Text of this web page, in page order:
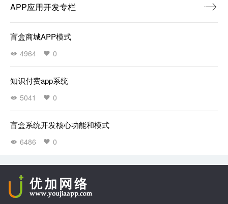
APP应用开发专栏
盲盒商城APP模式
4964 0
知识付费app系统
5041 0
盲盒系统开发核心功能和模式
6486 0